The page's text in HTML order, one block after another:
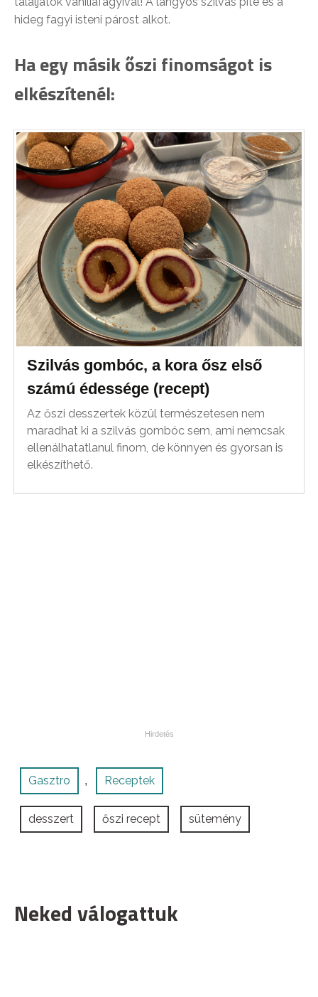
hideg fagyi isteni párost alkot.
Ha egy másik őszi finomságot is
elkészítenél:
Szilvás gombóc, a kora ősz első
számú édessége (recept)
Az őszi desszertek közül természetesen nem
maradhat ki a szilvás gombóc sem, ami nemcsak
ellenálhatatlanul finom, de könnyen és gyorsan is
elkészíthető.
Gasztro , Receptek
desszert őszi recept sütemény
Neked válogattuk